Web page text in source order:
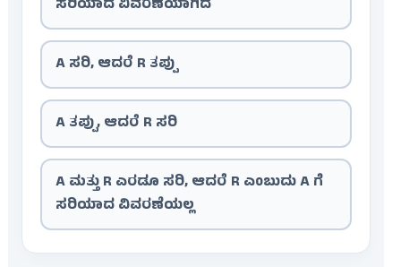
ಸರಿಯಾದ ವಿವರಣೆಯಾಗಿದೆ
A ಸರಿ, ಆದರೆ R ತಪ್ಪು
A ತಪ್ಪು, ಆದರೆ R ಸರಿ
A ಮತ್ತು R ಎರಡೂ ಸರಿ, ಆದರೆ R ಎಂಬುದು A ಗೆ
ಸರಿಯಾದ ವಿವರಣೆಯಲ್ಲ